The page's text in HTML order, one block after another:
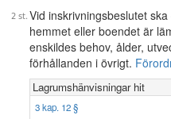
Vid inskrivningsbeslutet
hemmet eller boendet är
enskildes behov, ålder,
förhållanden i övrigt.
Lagrumshänvisningar hit
3 kap. 12 §